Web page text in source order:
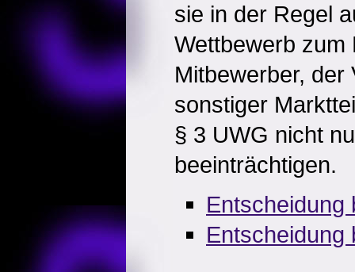
sie in der Regel
Wettbewerb zum
Mitbewerber, der
sonstiger
§ 3 UWG nicht
beeinträchtigen.
Entscheidung
Entscheidung